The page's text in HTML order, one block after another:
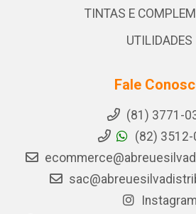
TINTAS E
UTILIDADES
Fale
(81) 3771-
(82) 3512-
Instagram